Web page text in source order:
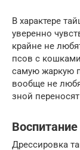
В характере
уверенно
крайне не
псов с
самую жаркую
вообще не
зной
Дрессировка